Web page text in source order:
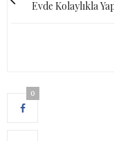
Evde Kolaylıkla
0